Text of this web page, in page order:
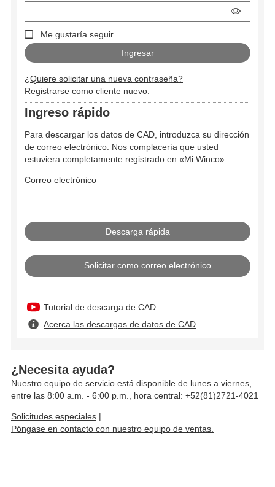
Me gustaría seguir.
¿Quiere solicitar una nueva contraseña?
Registrarse como cliente nuevo.
Ingreso rápido
Para descargar los datos de CAD, introduzca su dirección
de correo electrónico. Nos complacería que usted
estuviera completamente registrado en «Mi Winco».
Correo electrónico
Solicitar como correo electrónico
Tutorial de descarga de CAD
Acerca las descargas de datos de CAD
¿Necesita ayuda?
Nuestro equipo de servicio está disponible de lunes a viernes,
entre las 8:00 a.m. - 6:00 p.m., hora central: +52(81)2721-4021
Solicitudes especiales |
Póngase en contacto con nuestro equipo de ventas.